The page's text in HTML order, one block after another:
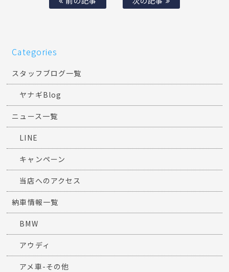
Categories
スタッフブログ一覧
ヤナギBlog
ニュース一覧
LINE
キャンペーン
当店へのアクセス
納車情報一覧
BMW
アウディ
アメ車-その他